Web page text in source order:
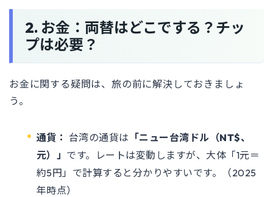
2. お金：両替はどこでする？チッ
プは必要？
お金に関する疑問は、旅の前に解決しておきましょ
う。
通貨： 台湾の通貨は 「ニュー台湾ドル（NT$、
元）」 です。レートは変動しますが、大体「1元＝
約5円」で計算すると分かりやすいです。（2025
年時点）